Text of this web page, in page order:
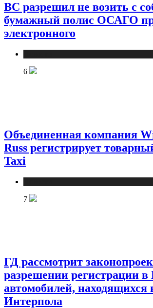
ВС разрешил не возить с
бумажный полис ОСАГО
электронного
6
Объединенная компания
Russ регистрирует
Taxi
7
ГД рассмотрит
разрешении регистрации
автомобилей, находящихся
Интерпола